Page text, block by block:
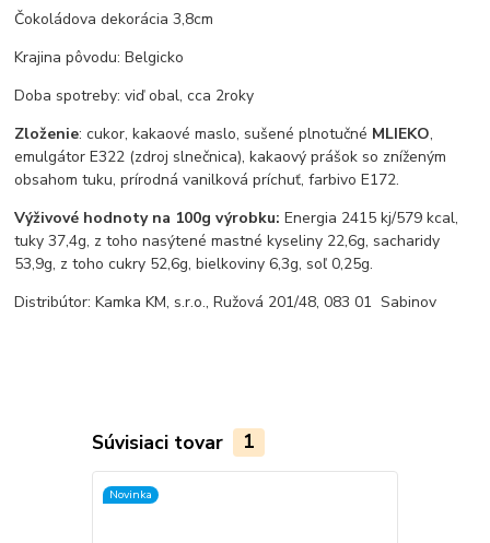
Čokoládova dekorácia 3,8cm
Krajina pôvodu: Belgicko
Doba spotreby: viď obal, cca 2roky
Zloženie: cukor, kakaové maslo, sušené plnotučné MLIEKO,
emulgátor E322 (zdroj slnečnica), kakaový prášok so zníženým
obsahom tuku, prírodná vanilková príchuť, farbivo E172.
Výživové hodnoty na 100g výrobku:Energia 2415 kj/579 kcal,
tuky 37,4g, z toho nasýtené mastné kyseliny 22,6g, sacharidy
53,9g, z toho cukry 52,6g, bielkoviny 6,3g, soľ 0,25g.
Distribútor: Kamka KM, s.r.o., Ružová 201/48, 083 01 Sabinov
Súvisiaci tovar 1
Novinka